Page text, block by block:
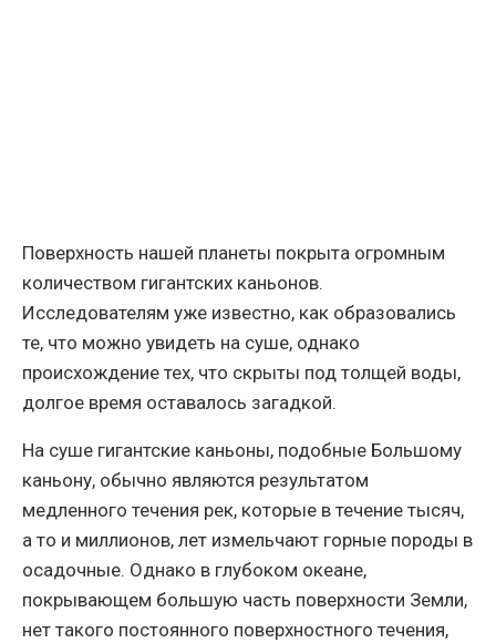
Поверхность нашей планеты покрыта огромным
количеством гигантских каньонов.
Исследователям уже известно, как образовались
те, что можно увидеть на суше, однако
происхождение тех, что скрыты под толщей воды,
долгое время оставалось загадкой.
На суше гигантские каньоны, подобные Большому
каньону, обычно являются результатом
медленного течения рек, которые в течение тысяч,
а то и миллионов, лет измельчают горные породы в
осадочные. Однако в глубоком океане,
покрывающем большую часть поверхности Земли,
нет такого постоянного поверхностного течения,